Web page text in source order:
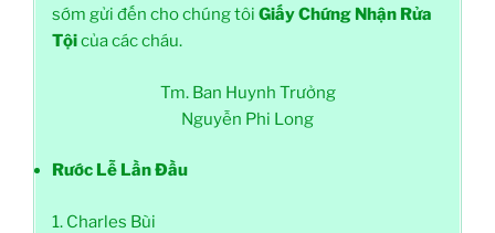
sớm gửi đến cho chúng tôi Giấy Chứng Nhận Rửa
Tộicủa các cháu.
Tm. Ban Huynh Trưởng
Nguyễn Phi Long
Rước Lễ Lần Đầu
1. Charles Bùi